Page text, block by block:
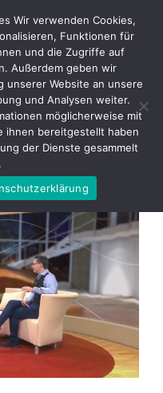
Zurück Vor
Wir verwenden Cookies,
Funktionen für
und die Zugriffe auf
Außerdem geben wir
unserer Website an unsere
und Analysen weiter.
möglicherweise mit
ihnen bereitgestellt haben
der Dienste gesammelt